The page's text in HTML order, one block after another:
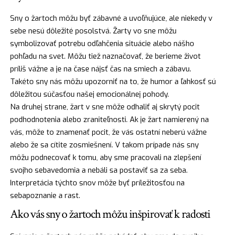
Sny o žartoch môžu byť zábavné a uvoľňujúce, ale niekedy v
sebe nesú dôležité posolstvá. Žarty vo sne môžu
symbolizovať potrebu odľahčenia situácie alebo nášho
pohľadu na svet. Môžu tiež naznačovať, že berieme život
príliš vážne a je na čase nájsť čas na smiech a zábavu.
Takéto sny nás môžu upozorniť na to, že humor a ľahkosť sú
dôležitou súčasťou našej emocionálnej pohody.
Na druhej strane, žart v sne môže odhaliť aj skrytý pocit
podhodnotenia alebo zraniteľnosti. Ak je žart namierený na
vás, môže to znamenať pocit, že vás ostatní neberú vážne
alebo že sa cítite zosmiešnení. V takom prípade nás sny
môžu podnecovať k tomu, aby sme pracovali na zlepšení
svojho sebavedomia a nebáli sa postaviť sa za seba.
Interpretácia týchto snov môže byť príležitosťou na
sebapoznanie a rast.
Ako vás sny o žartoch môžu inšpirovať k radosti